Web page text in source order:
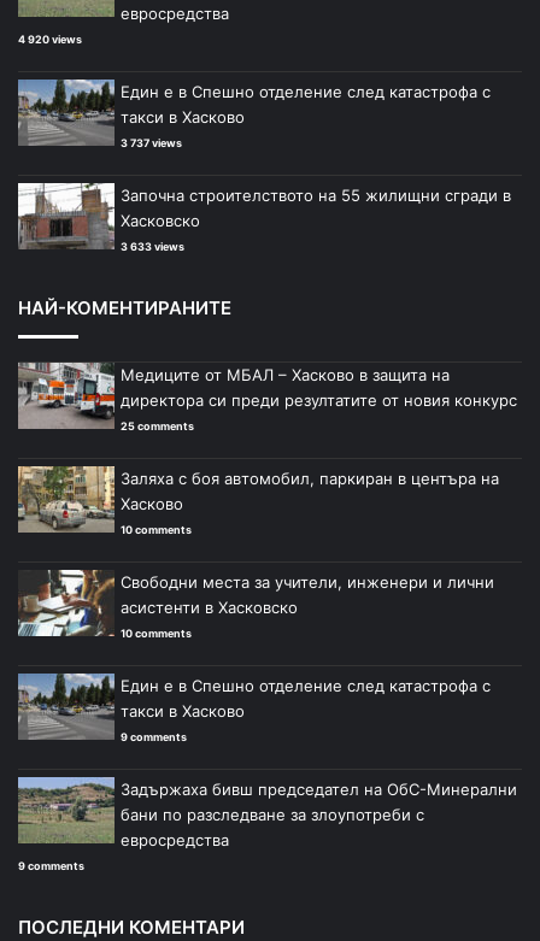
евросредства
4 920 views
Един е в Спешно отделение след катастрофа с
такси в Хасково
3 737 views
Започна строителството на 55 жилищни сгради в
Хасковско
3 633 views
НАЙ-КОМЕНТИРАНИТЕ
Медиците от МБАЛ – Хасково в защита на
директора си преди резултатите от новия конкурс
25 comments
Заляха с боя автомобил, паркиран в центъра на
Хасково
10 comments
Свободни места за учители, инженери и лични
асистенти в Хасковско
10 comments
Един е в Спешно отделение след катастрофа с
такси в Хасково
9 comments
Задържаха бивш председател на ОбС-Минерални
бани по разследване за злоупотреби с
евросредства
9 comments
ПОСЛЕДНИ КОМЕНТАРИ